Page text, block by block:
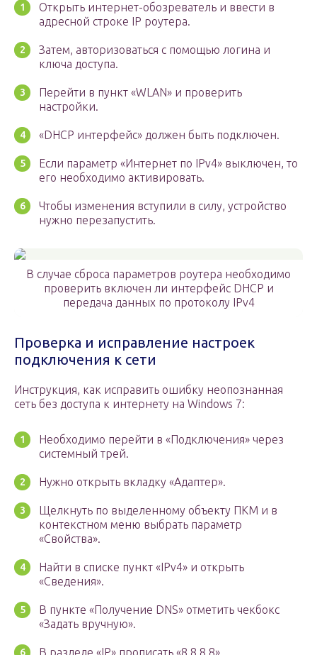
Открыть интернет-обозреватель и ввести в
адресной строке IP роутера.
Затем, авторизоваться с помощью логина и
ключа доступа.
Перейти в пункт «WLAN» и проверить
настройки.
«DHCP интерфейс» должен быть подключен.
Если параметр «Интернет по IPv4» выключен, то
его необходимо активировать.
Чтобы изменения вступили в силу, устройство
нужно перезапустить.
В случае сброса параметров роутера необходимо
проверить включен ли интерфейс DHCP и
передача данных по протоколу IPv4
Проверка и исправление настроек
подключения к сети
Инструкция, как исправить ошибку неопознанная
сеть без доступа к интернету на Windows 7:
Необходимо перейти в «Подключения» через
системный трей.
Нужно открыть вкладку «Адаптер».
Щелкнуть по выделенному объекту ПКМ и в
контекстном меню выбрать параметр
«Свойства».
Найти в списке пункт «IPv4» и открыть
«Сведения».
В пункте «Получение DNS» отметить чекбокс
«Задать вручную».
В разделе «IP» прописать «8.8.8.8».